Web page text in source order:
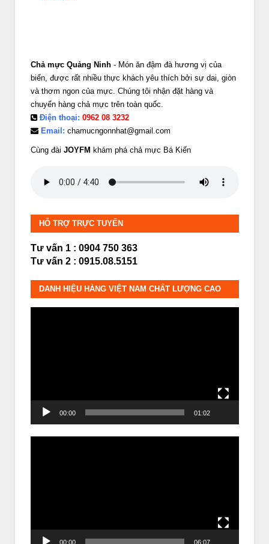
Chả mực Quảng Ninh - Món ăn đậm đà hương vị của
biển, được rất nhiều thực khách yêu thích bởi sự dai, giòn
và thơm ngon của mực. Chúng tôi nhận đặt hàng và
chuyển hàng chả mực trên toàn quốc.
Điện thoại: 0962 08 3232
Email: chamucngonnhat@gmail.com
Cùng đài JOYFM khám phá chả mực Bá Kiến
HỖ TRỢ TRỰC TUYẾN
Tư vấn 1 : 0904 750 363
Tư vấn 2 : 0915.08.5151
DANH HIỆU HÀNG VIỆT NAM CHẤT LƯỢNG CAO
00:00 01:02
00:00 06:07